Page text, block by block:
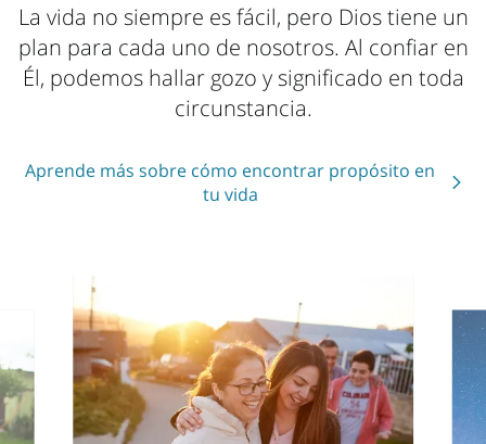
Dios te ama
La vida no siempre es fácil, pero Dios tiene un
plan para cada uno de nosotros. Al confiar en
Él, podemos hallar gozo y significado en toda
circunstancia.
Aprende más sobre cómo encontrar propósito en
tu vida